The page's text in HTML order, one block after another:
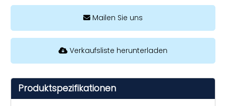
Mailen Sie uns
Verkaufsliste herunterladen
Produktspezifikationen